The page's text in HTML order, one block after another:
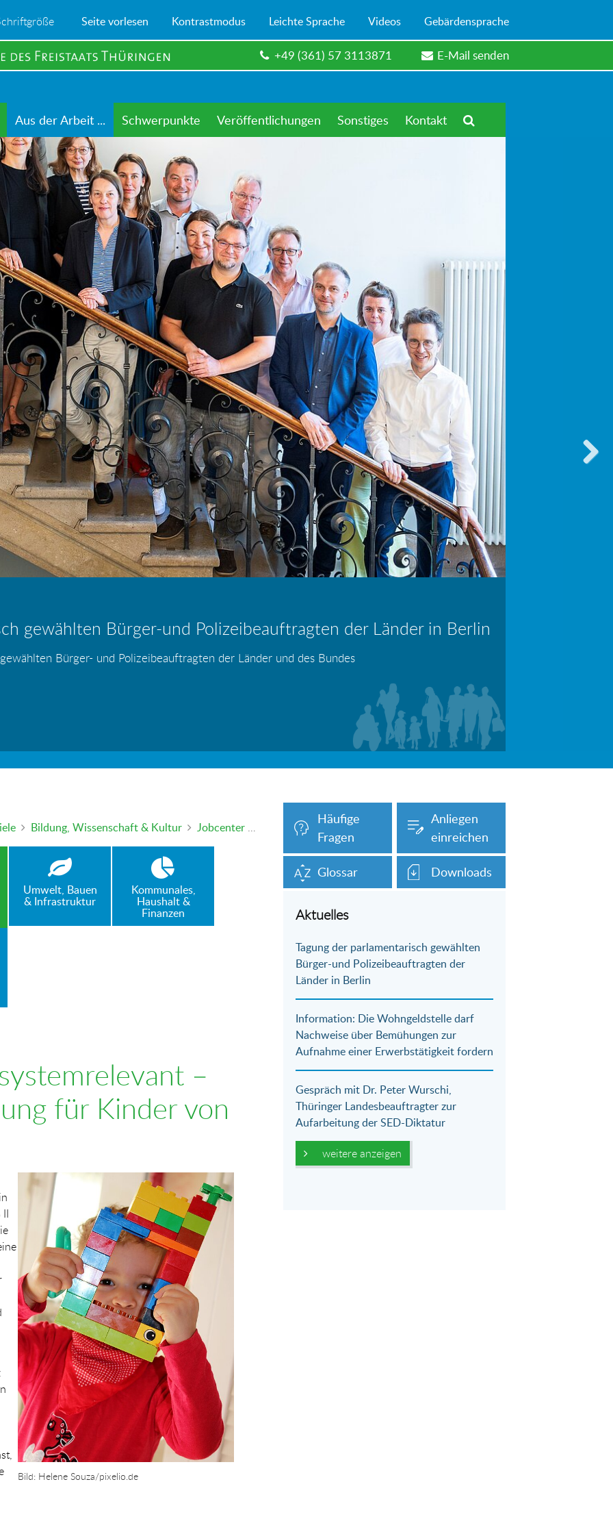
Seite vorlesen Kontrastmodus Leichte Sprache Videos Gebärdensprache
+49 (361) 57 3113871 E-Mail senden
Aus der Arbeit ... Schwerpunkte Veröffentlichungen Sonstiges Kontakt
gewählten Bürger-und Polizeibeauftragten der Länder in Berlin
Bürger- und Polizeibeauftragten der Länder und des Bundes
Information: Die Wohngeldstelle darf Nachweise über Bemühungen zur Aufnahme einer Erwerbstätigkeit fordern
– wer haftet für die Folgen?
Blei - gefährlich und inzwischen auch verboten!
mündlich an die Bürgerbeauftragte wenden. Nutzen Sie auch unser Onlineformular auf dieser
Bildung, Wissenschaft & Kultur Jobcenter nicht systemrelevant – keine Notbetreuung für Kinder von Mitarbeitern
Umwelt, Bauen
& Infrastruktur
Kommunales,
Haushalt &
Finanzen
–
für Kinder von
Show larger version for:
Bild: Helene Souza/pixelio.de
Häufige
Fragen
Anliegen
einreichen
Glossar Downloads
Aktuelles
Tagung der parlamentarisch gewählten
Bürger-und Polizeibeauftragten der
Länder in Berlin
Information: Die Wohngeldstelle darf
Nachweise über Bemühungen zur
Aufnahme einer Erwerbstätigkeit fordern
Gespräch mit Dr. Peter Wurschi,
Thüringer Landesbeauftragter zur
Aufarbeitung der SED-Diktatur
weitere anzeigen